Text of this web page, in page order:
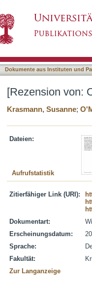
Dokumente aus Instituten und
[Rezension von:
Krasmann, Susanne;
Dateien:
Aufrufstatistik
Zitierfähiger Link (URI):
Dokumentart:
Erscheinungsdatum:
Sprache:
Fakultät:
Zur Langanzeige